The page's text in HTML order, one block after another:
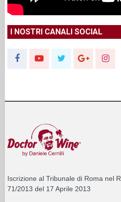
I NOSTRI CANALI SOCIAL
Iscrizione al Tribunale di Roma nel
71/2013 del 17 Aprile 2013